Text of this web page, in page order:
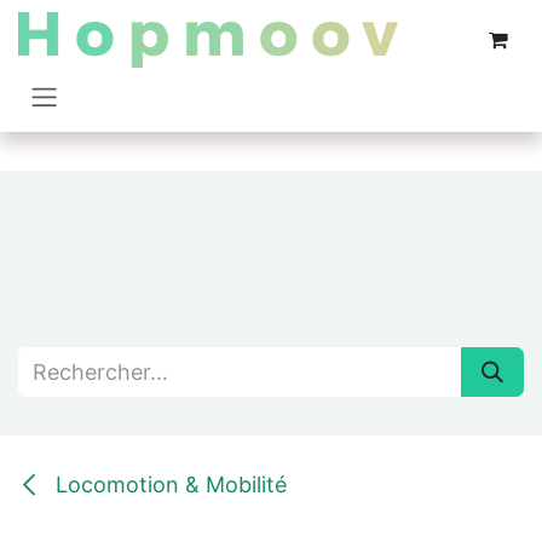
Se rendre au contenu
Locomotion & Mobilité